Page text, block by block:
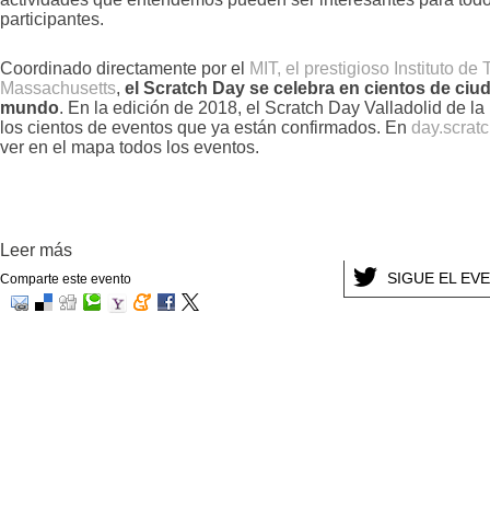
participantes.
Coordinado directamente por el MIT, el prestigioso Instituto de
Massachusetts, el Scratch Day se celebra en cientos de
mundo. En la edición de 2018, el Scratch Day Valladolid de la
los cientos de eventos que ya están confirmados. En
ver en el mapa todos los eventos.
Leer más
Comparte este evento SIGUE EL